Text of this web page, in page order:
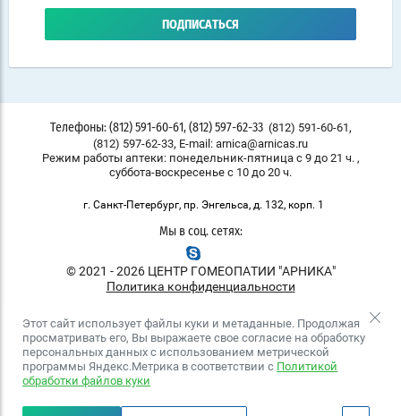
ПОДПИСАТЬСЯ
Телефоны: (812) 591-60-61, (812) 597-62-33 (812) 591-60-61,
(812) 597-62-33, E-mail: arnica@arnicas.ru
Режим работы аптеки: понедельник-пятница с 9 до 21 ч. ,
суббота-воскресенье с 10 до 20 ч.
г. Санкт-Петербург, пр. Энгельса, д. 132, корп. 1
Мы в соц. сетях:
© 2021 - 2026 ЦЕНТР ГОМЕОПАТИИ "АРНИКА"
Политика конфиденциальности
Этот сайт использует файлы куки и метаданные. Продолжая
просматривать его, Вы выражаете свое согласие на обработку
персональных данных с использованием метрической
программы Яндекс.Метрика в соответствии с Политикой
обработки файлов куки